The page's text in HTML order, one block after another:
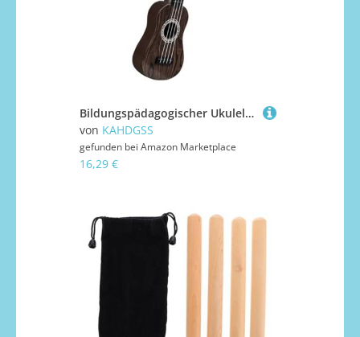
Bildungspädagogischer Ukulele Spielzeug Für Kinder Die Kreativität Und Musikalische Fähigkeiten Für Kinder Vorschulkinder Hörentwicklung Musik Bildungsspielzeug Fördern
von KAHDGSS
gefunden bei Amazon Marketplace
16,29 €